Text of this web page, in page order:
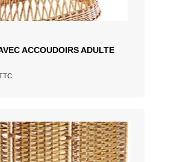
ACCOUDOIRS ADULTE